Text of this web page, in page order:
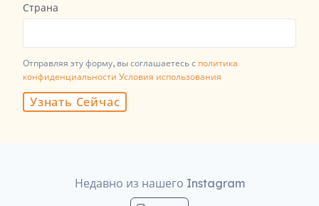
Страна
Отправляя эту форму, вы соглашаетесь с политика
конфиденциальности Условия использования
Узнать Сейчас
Недавно из нашего Instagram